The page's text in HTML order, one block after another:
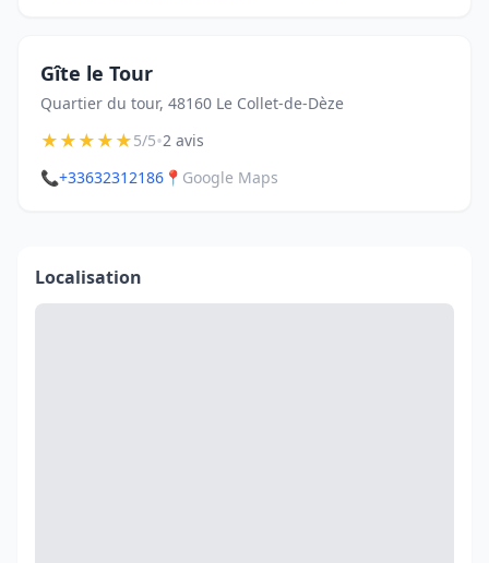
Gîte le Tour
Quartier du tour, 48160 Le Collet-de-Dèze
★★★★★5/5•2 avis
📞+33632312186 📍 Google Maps
Localisation